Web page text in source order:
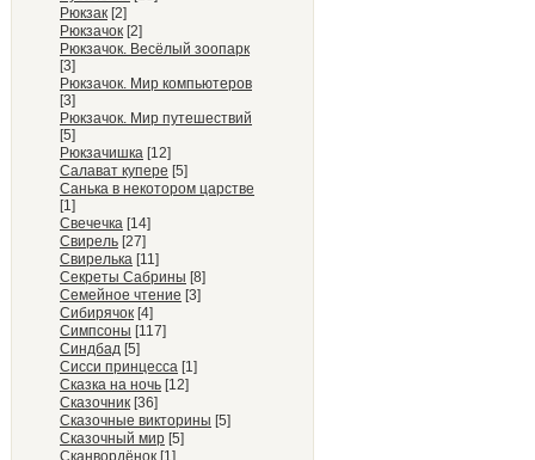
Рюкзак [2]
Рюкзачок [2]
Рюкзачок. Весёлый зоопарк
[3]
Рюкзачок. Мир компьютеров
[3]
Рюкзачок. Мир путешествий
[5]
Рюкзачишка [12]
Салават купере [5]
Санька в некотором царстве
[1]
Свечечка [14]
Свирель [27]
Свирелька [11]
Секреты Сабрины [8]
Семейное чтение [3]
Сибирячок [4]
Симпсоны [117]
Синдбад [5]
Сисси принцесса [1]
Сказка на ночь [12]
Сказочник [36]
Сказочные викторины [5]
Сказочный мир [5]
Сканвордёнок [1]